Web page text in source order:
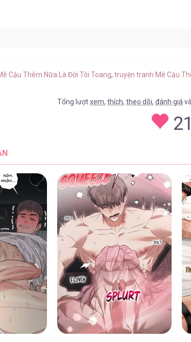
Cậu Thêm Nữa Là Đời Tôi Toang,truyện tranh Mê Cậu
Tổng lượtxem,thích,theo dõi,đánh giá và